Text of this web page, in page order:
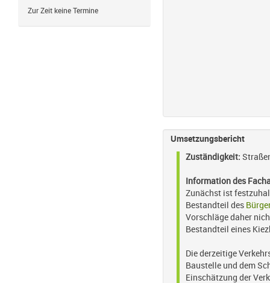
Zur Zeit keine Termine
Umsetzungsbericht
Zuständigkeit:
Information des
Zunächst ist
Bestandteil des
Vorschläge daher
Bestandteil eines
Die derzeitige
Baustelle und dem
Einschätzung der